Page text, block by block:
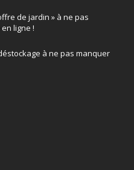
de jardin » à ne pas
ligne !
à ne pas manquer